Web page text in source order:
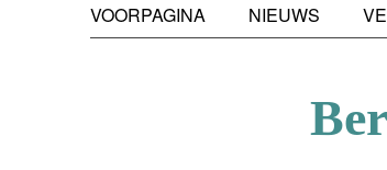
VOORPAGINA NIEUWS